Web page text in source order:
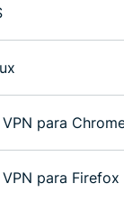
para
para Firefox